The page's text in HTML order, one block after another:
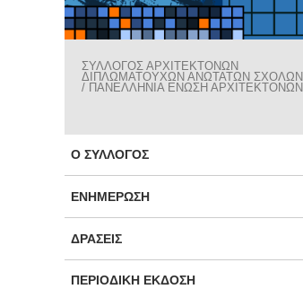
ΣΥΛΛΟΓΟΣ ΑΡΧΙΤΕΚΤΟΝΩΝ
ΔΙΠΛΩΜΑΤΟΥΧΩΝ ΑΝΩΤΑΤΩΝ ΣΧΟΛΩΝ
/ ΠΑΝΕΛΛΗΝΙΑ ΕΝΩΣΗ ΑΡΧΙΤΕΚΤΟΝΩΝ
Ο ΣΎΛΛΟΓΟΣ
ΕΝΗΜΈΡΩΣΗ
ΔΡΆΣΕΙΣ
ΠΕΡΙΟΔΙΚΉ ΈΚΔΟΣΗ